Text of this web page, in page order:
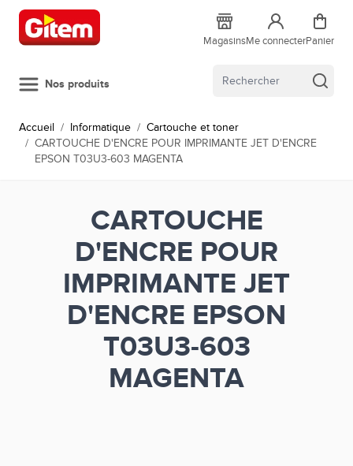
Allez au contenu
MagasinsMe connecterPanier
Nos produits
Accueil / Informatique / Cartouche et toner
/ CARTOUCHE D'ENCRE POUR IMPRIMANTE JET D'ENCRE
EPSON T03U3-603 MAGENTA
CARTOUCHE
D'ENCRE POUR
IMPRIMANTE JET
D'ENCRE EPSON
T03U3-603
MAGENTA